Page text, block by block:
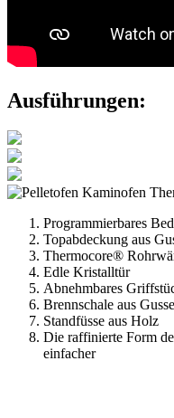
Ausführungen:
Programmierbares
Topabdeckung aus
Thermocore®
Edle Kristalltür
Abnehmbares
Brennschale aus
Standfüsse aus Holz
Die raffinierte Form
einfacher